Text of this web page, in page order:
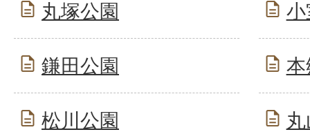
丸塚公園 小
鎌田公園 本
松川公園